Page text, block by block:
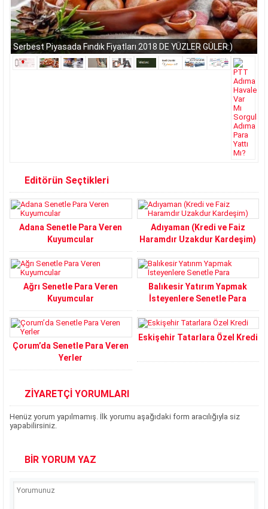
Serbest Piyasada Fındık Fiyatları 2018 DE YÜZLER GÜLER:)
Editörün Seçtikleri
Adana Senetle Para Veren
Kuyumcular
Adıyaman (Kredi ve Faiz
Haramdır Uzakdur Kardeşim)
Ağrı Senetle Para Veren
Kuyumcular
Balıkesir Yatırım Yapmak
İsteyenlere Senetle Para
Çorum’da Senetle Para Veren
Yerler
Eskişehir Tatarlara Özel Kredi
ZİYARETÇİ YORUMLARI
Henüz yorum yapılmamış. İlk yorumu aşağıdaki form aracılığıyla siz
yapabilirsiniz.
BİR YORUM YAZ